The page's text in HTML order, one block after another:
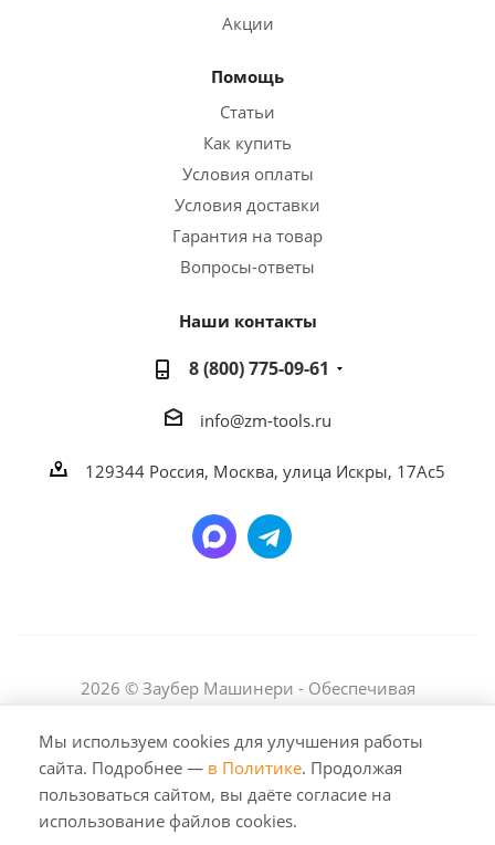
Акции
Помощь
Статьи
Как купить
Условия оплаты
Условия доставки
Гарантия на товар
Вопросы-ответы
Наши контакты
8 (800) 775-09-61
info@zm-tools.ru
129344 Россия, Москва, улица Искры, 17Ас5
2026 © Заубер Машинери - Обеспечивая
использование либо копирование материалов или
подборки материалов сайта, элементов дизайна и
оформления допускается лишь с разрешения
правообладателя и только со ссылкой на источник:
Мы используем cookies для улучшения работы
сайта. Подробнее — в Политике. Продолжая
пользоваться сайтом, вы даёте согласие на
использование файлов cookies.